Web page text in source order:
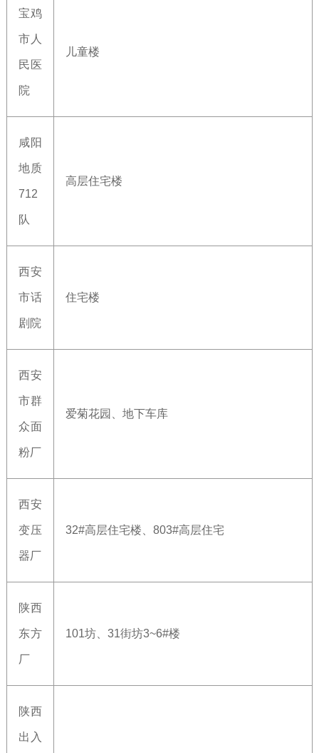
宝鸡
市人
民医
院
儿童楼
咸阳
地质
712
队
高层住宅楼
西安
市话
剧院
住宅楼
西安
市群
众面
粉厂
爱菊花园、地下车库
西安
变压
器厂
32#高层住宅楼、803#高层住宅
陕西
东方
厂
101坊、31街坊3~6#楼
陕西
出入